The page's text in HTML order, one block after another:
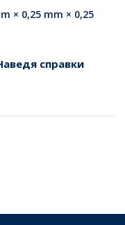
× 0,25 mm × 0,25
справки